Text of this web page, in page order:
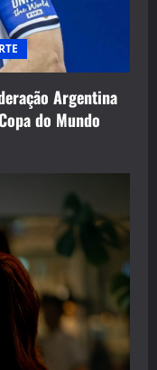
Argentina
do Mundo